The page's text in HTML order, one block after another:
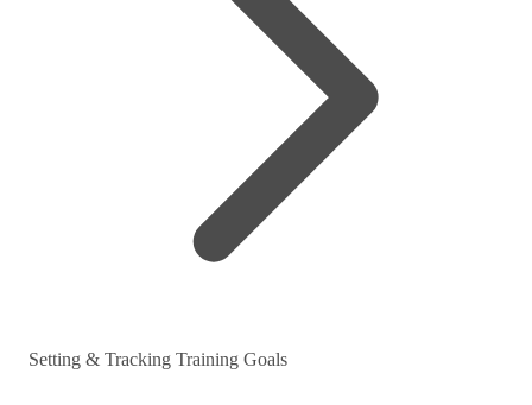
Setting & Tracking Training Goals